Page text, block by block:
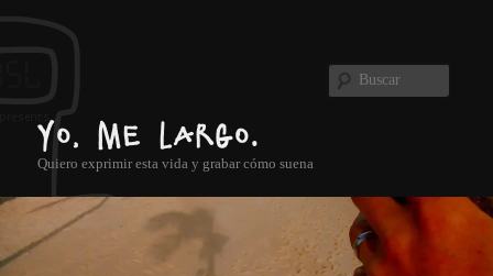
Yo, me largo.
Quiero exprimir esta vida y grabar cómo suena
Buscar